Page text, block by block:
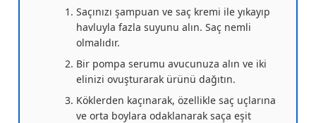
Saçınızı şampuan ve saç kremi ile yıkayıp
havluyla fazla suyunu alın. Saç nemli
olmalıdır.
Bir pompa serumu avucunuza alın ve iki
elinizi ovuşturarak ürünü dağıtın.
Köklerden kaçınarak, özellikle saç uçlarına
ve orta boylara odaklanarak saça eşit